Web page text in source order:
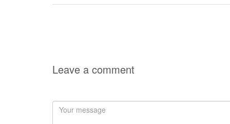
Leave a comment